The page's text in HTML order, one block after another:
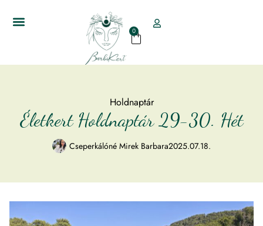
0
Holdnaptár
Életkert Holdnaptár 29-30. Hét
Cseperkálóné Mirek Barbara2025.07.18.